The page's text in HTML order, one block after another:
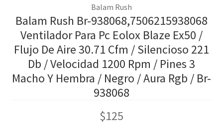
Balam Rush
Balam Rush Br-938068,7506215938068
Ventilador Para Pc Eolox Blaze Ex50 /
Flujo De Aire 30.71 Cfm / Silencioso 221
Db / Velocidad 1200 Rpm / Pines 3
Macho Y Hembra / Negro / Aura Rgb / Br-
938068
$125